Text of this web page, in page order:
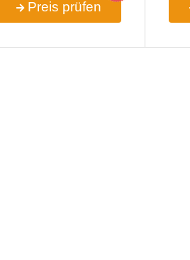
Preis prüfen